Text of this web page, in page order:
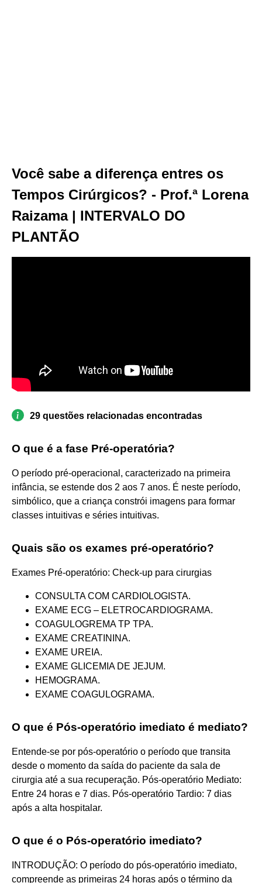
Você sabe a diferença entres os
Tempos Cirúrgicos? - Prof.ª Lorena
Raizama | INTERVALO DO
PLANTÃO
29 questões relacionadas encontradas
O que é a fase Pré-operatória?
O período pré-operacional, caracterizado na primeira
infância, se estende dos 2 aos 7 anos. É neste período,
simbólico, que a criança constrói imagens para formar
classes intuitivas e séries intuitivas.
Quais são os exames pré-operatório?
Exames Pré-operatório: Check-up para cirurgias
CONSULTA COM CARDIOLOGISTA.
EXAME ECG – ELETROCARDIOGRAMA.
COAGULOGREMA TP TPA.
EXAME CREATININA.
EXAME UREIA.
EXAME GLICEMIA DE JEJUM.
HEMOGRAMA.
EXAME COAGULOGRAMA.
O que é Pós-operatório imediato é mediato?
Entende-se por pós-operatório o período que transita
desde o momento da saída do paciente da sala de
cirurgia até a sua recuperação. Pós-operatório Mediato:
Entre 24 horas e 7 dias. Pós-operatório Tardio: 7 dias
após a alta hospitalar.
O que é o Pós-operatório imediato?
INTRODUÇÃO: O período do pós-operatório imediato,
compreende as primeiras 24 horas após o término da